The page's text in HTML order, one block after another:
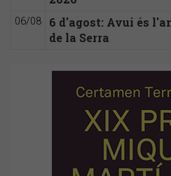
06/08
6 d'agost: Avui és
de la Serra